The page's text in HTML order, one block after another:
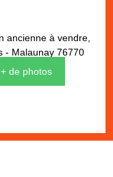
+ de photos